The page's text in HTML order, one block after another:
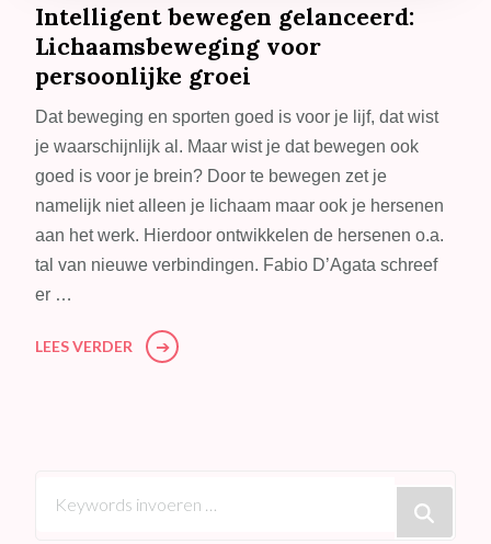
Intelligent bewegen gelanceerd:
Lichaamsbeweging voor
persoonlijke groei
Dat beweging en sporten goed is voor je lijf, dat wist
je waarschijnlijk al. Maar wist je dat bewegen ook
goed is voor je brein? Door te bewegen zet je
namelijk niet alleen je lichaam maar ook je hersenen
aan het werk. Hierdoor ontwikkelen de hersenen o.a.
tal van nieuwe verbindingen. Fabio D’Agata schreef
er …
LEES VERDER
zoek